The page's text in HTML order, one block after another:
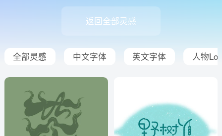
返回全部灵感
全部灵感 中文字体 英文字体 人物